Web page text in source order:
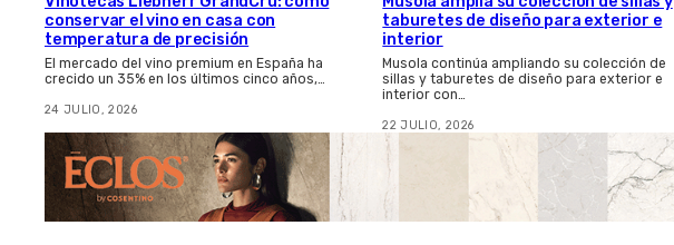
conservar el vino en casa con
temperatura de precisión
El mercado del vino premium en España ha
crecido un 35% en los últimos cinco años,…
24 JULIO, 2026
taburetes de diseño para exterior e
interior
Musola continúa ampliando su colección de
sillas y taburetes de diseño para exterior e
interior con…
22 JULIO, 2026